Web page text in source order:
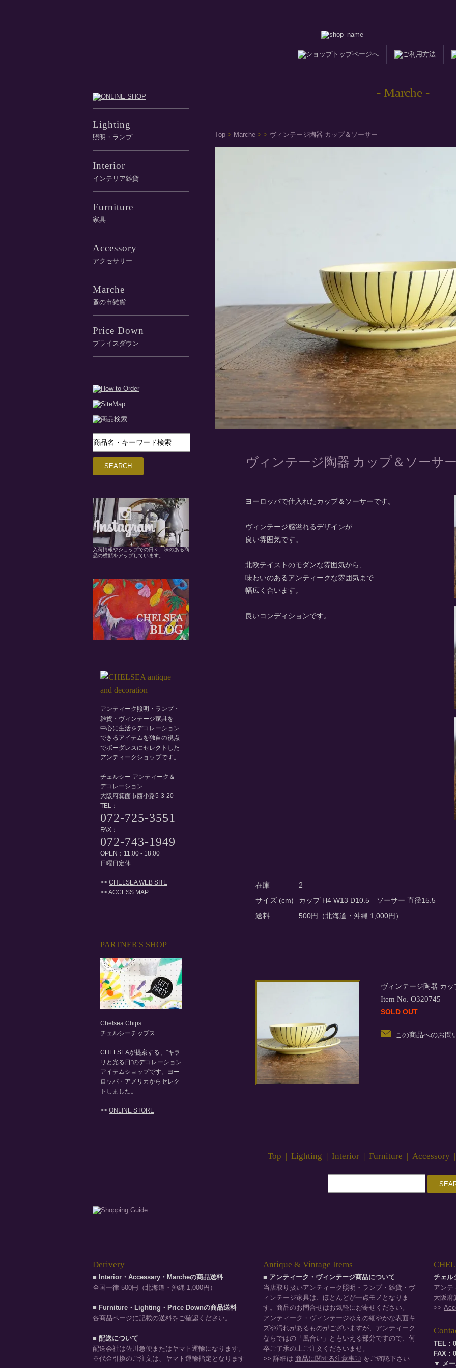
- Marche -
Top > Marche > > ヴィンテージ陶器 カップ＆ソーサー
ヴィンテージ陶器 カップ＆ソーサ
ヨーロッパで仕入れたカップ＆ソーサーです。
ヴィンテージ感溢れるデザインが
良い雰囲気です。
北欧テイストのモダンな雰囲気から、
味わいのあるアンティークな雰囲気まで
幅広く合います。
良いコンディションです。
在庫
2
サイズ (cm)
カップ H4 W13 D10.5 ソーサー 直径15.5
送料
500円（北海道・沖縄 1,000円）
ヴィンテージ陶器 カ
Item No. O320745
SOLD OUT
この商品へのお問
Top | Lighting | Interior | Furniture | Accessory
Lighting
照明・ランプ
Interior
インテリア雑貨
Furniture
家具
Accessory
アクセサリー
Marche
蚤の市雑貨
Price Down
プライスダウン
入荷情報やショップでの日々、味のある商
品の横顔をアップしています。
アンティーク照明・ランプ・
雑貨・ヴィンテージ家具を
中心に生活をデコレーション
できるアイテムを独自の視点
でボーダレスにセレクトした
アンティークショップです。
チェルシー アンティーク＆
デコレーション
大阪府箕面市西小路5-3-20
TEL：
072-725-3551
FAX：
072-743-1949
OPEN：11:00 - 18:00
日曜日定休
>> CHELSEA WEB SITE
>>ACCESS MAP
PARTNER'S SHOP
Chelsea Chips
チェルシーチップス
CHELSEAが提案する、"キラ
リと光る日"のデコレーション
アイテムショップです。ヨー
ロッパ・アメリカからセレク
トしました。
>> ONLINE STORE
Derivery
■ Interior・Accessary・Marcheの商品送料
全国一律 500円（北海道・沖縄 1,000円）
■ Furniture・Lighting・Price Downの商品送料
各商品ページに記載の送料をご確認ください。
■ 配送について
配送会社は佐川急便またはヤマト運輸になります。
※代金引換のご注文は、ヤマト運輸指定となります
Antique & Vintage Items
■ アンティーク・ヴィンテージ商品について
当店取り扱いアンティーク照明・ランプ・雑貨・ヴ
ィンテージ家具は、ほとんどが一点モノとなりま
す。商品のお問合せはお気軽にお寄せください。
アンティーク・ヴィンテージゆえの細やかな表面キ
ズや汚れがあるものがございますが、アンティーク
ならではの「風合い」ともいえる部分ですので、何
卒ご了承の上ご注文くださいませ。
>> 詳細は 商品に関する注意事項 をご確認下さい
チェル
アンテ
大阪府
>>
TEL：
FAX：
▼ メー